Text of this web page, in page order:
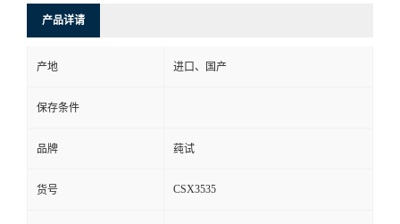
产品详请
产地 进口、国产
保存条件
品牌 莼试
货号 CSX3535